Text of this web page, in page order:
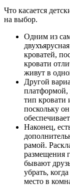
Что касается
на выбор.
Одним из
кроватей,
кровати
живут в
Другой
платформой,
тип кровати
поскольку
Наконец,
рамой.
размещения
бывают
убрать,
место в